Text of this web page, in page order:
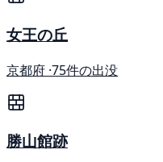
女王の丘
京都府 ·75件の出没
勝山館跡